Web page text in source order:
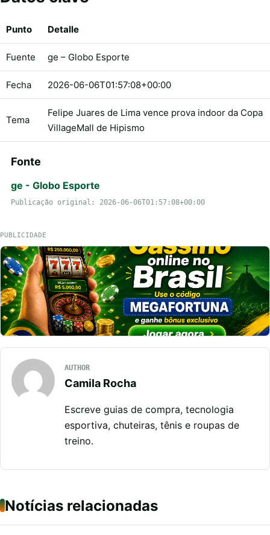
Punto Detalle
Fuente ge – Globo Esporte
Fecha 2026-06-06T01:57:08+00:00
Tema
Felipe Juares de Lima vence prova indoor da Copa
VillageMall de Hipismo
Fonte
ge - Globo Esporte
Publicação original: 2026-06-06T01:57:08+00:00
PUBLICIDADE
AUTHOR
Camila Rocha
Escreve guias de compra, tecnologia
esportiva, chuteiras, tênis e roupas de
treino.
Notícias relacionadas